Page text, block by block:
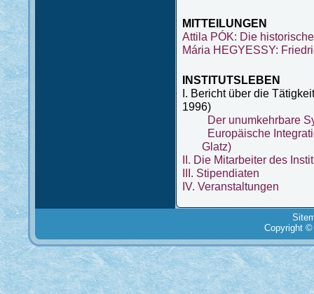
MITTEILUNGEN
Attila PÓK: Die
Mária HEGYESSY:
INSTITUTSLEBEN
I. Bericht über die
1996)
Der unumkehrbare
Europäische
Glatz)
II. Die Mitarbeiter des
III. Stipendiaten
IV. Veranstaltungen
Copyright ©